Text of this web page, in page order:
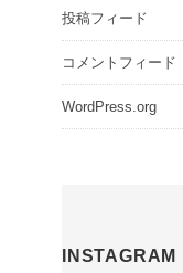
投稿フィード
コメントフィード
WordPress.org
INSTAGRAM